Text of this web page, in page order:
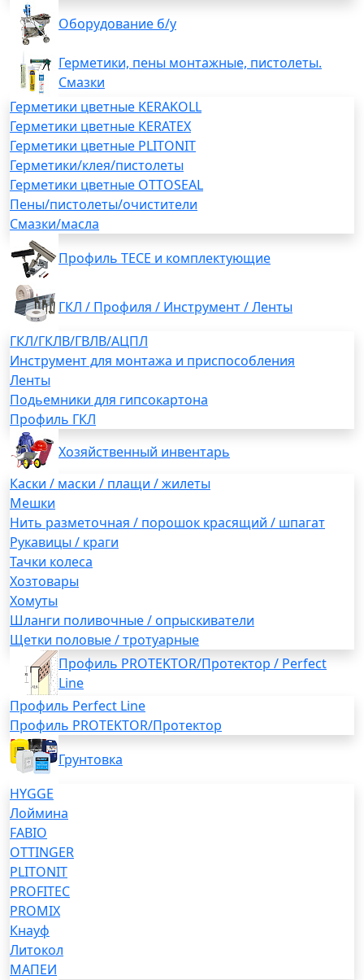
Оборудование б/у
Герметики, пены монтажные, пистолеты.
Смазки
Герметики цветные KERAKOLL
Герметики цветные KERATEX
Герметики цветные PLITONIT
Герметики/клея/пистолеты
Герметики цветные OTTOSEAL
Пены/пистолеты/очистители
Смазки/масла
Профиль TECE и комплектующие
ГКЛ / Профиля / Инструмент / Ленты
ГКЛ/ГКЛВ/ГВЛВ/АЦПЛ
Инструмент для монтажа и приспособления
Ленты
Подьемники для гипсокартона
Профиль ГКЛ
Хозяйственный инвентарь
Каски / маски / плащи / жилеты
Мешки
Нить разметочная / порошок красящий / шпагат
Рукавицы / краги
Тачки колеса
Хозтовары
Хомуты
Шланги поливочные / опрыскиватели
Щетки половые / тротуарные
Профиль PROTEKTOR/Протектор / Perfect
Line
Профиль Perfect Line
Профиль PROTEKTOR/Протектор
Грунтовка
HYGGE
Лоймина
FABIO
OTTINGER
PLITONIT
PROFITEC
PROMIX
Кнауф
Литокол
МАПЕИ